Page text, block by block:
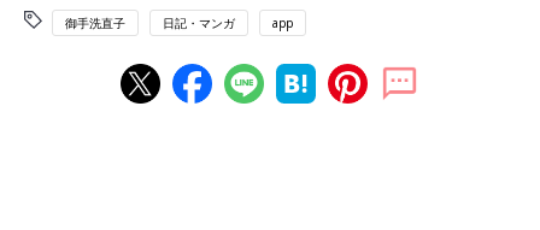
る。でかいのは想定していた。でかいのではない。長いのであ
る。
長さが35.8cmある。これがまたランドセルにギリ入らないので
御手洗直子 日記・マンガ app